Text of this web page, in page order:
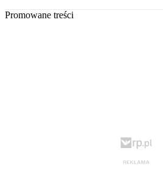
Promowane treści